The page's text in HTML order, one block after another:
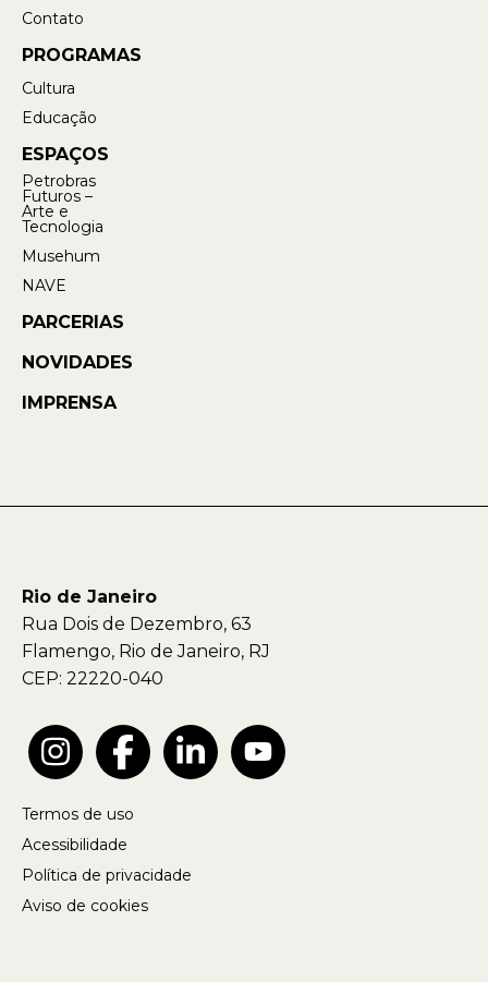
Contato
PROGRAMAS
Cultura
Educação
ESPAÇOS
Petrobras
Futuros –
Arte e
Tecnologia
Musehum
NAVE
PARCERIAS
NOVIDADES
IMPRENSA
Rio de Janeiro
Rua Dois de Dezembro, 63
Flamengo, Rio de Janeiro, RJ
CEP: 22220-040
Termos de uso
Acessibilidade
Política de privacidade
Aviso de cookies